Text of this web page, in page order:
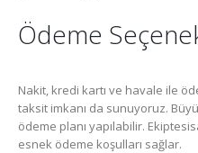
Ödeme
Nakit, kredi kartı ve havale ile
taksit imkanı da sunuyoruz.
ödeme planı yapılabilir.
esnek ödeme koşulları sağlar.